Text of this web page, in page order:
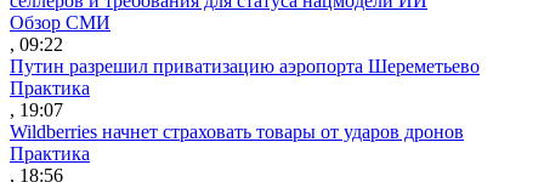
Обзор СМИ
, 09:22
Путин разрешил приватизацию аэропорта Шереметьево
Практика
, 19:07
Wildberries начнет страховать товары от ударов дронов
Практика
, 18:56